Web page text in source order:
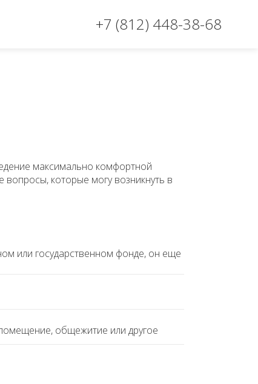
+7 (812) 448-38-68
максимально комфортной
вопросы, которые могу возникнуть в
или государственном фонде, он еще
общежитие или другое